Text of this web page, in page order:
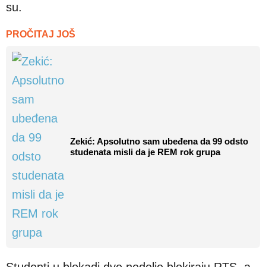
su.
PROČITAJ JOŠ
Zekić: Apsolutno sam ubeđena da 99 odsto
studenata misli da je REM rok grupa